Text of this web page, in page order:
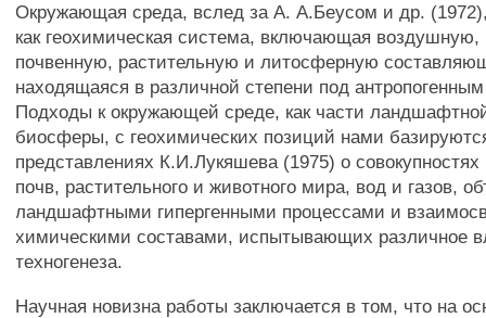
Окружающая среда, вслед за А. А.Беусом и др. (1972),
как геохимическая система, включающая
почвенную, растительную и литосферную
находящаяся в различной степени под
Подходы к окружающей среде, как части
биосферы, с геохимических позиций нами
представлениях К.И.Лукяшева (1975) о
почв, растительного и животного мира, вод и газов,
ландшафтными гипергенными процессами и
химическими составами, испытывающих различное
техногенеза.
Научная новизна работы заключается в том, что на